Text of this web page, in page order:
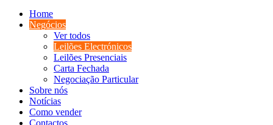
Home
Negócios
Ver todos
Leilões Electrónicos
Leilões Presenciais
Carta Fechada
Negociação Particular
Sobre nós
Notícias
Como vender
Contactos